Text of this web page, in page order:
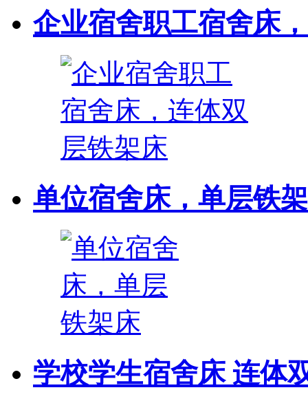
企业宿舍职工宿舍床
单位宿舍床，单层铁
学校学生宿舍床 连体